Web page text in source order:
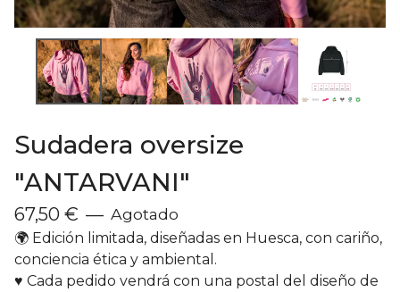
Sudadera oversize
"ANTARVANI"
67,50 € — Agotado
🌍 Edición limitada, diseñadas en Huesca, con cariño,
conciencia ética y ambiental.
♥️ Cada pedido vendrá con una postal del diseño de